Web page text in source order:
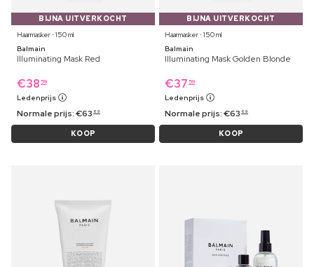
BIJNA UITVERKOCHT
Haarmasker ⋅ 150 ml
Balmain
Illuminating Mask Red
€38 59
Ledenprijs
Normale prijs:€63 69
KOOP
BIJNA UITVERKOCHT
Haarmasker ⋅ 150 ml
Balmain
Illuminating Mask Golden Blonde
€37 59
Ledenprijs
Normale prijs:€63 69
KOOP